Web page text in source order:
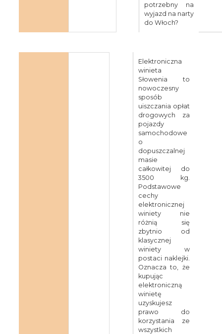
potrzebny na
wyjazd na narty
do Włoch?
Elektroniczna
winieta
Słowenia to
nowoczesny
sposób
uiszczania opłat
drogowych za
pojazdy
samochodowe
o
dopuszczalnej
masie
całkowitej do
3500 kg.
Podstawowe
cechy
elektronicznej
winiety nie
różnią się
zbytnio od
klasycznej
winiety w
postaci naklejki.
Oznacza to, że
kupując
elektroniczną
winietę
uzyskujesz
prawo do
korzystania ze
wszystkich